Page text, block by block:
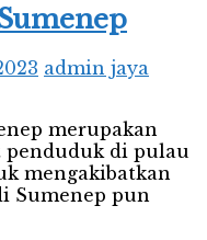
admin jaya
merupakan
penduduk di pulau
mengakibatkan
Sumenep pun